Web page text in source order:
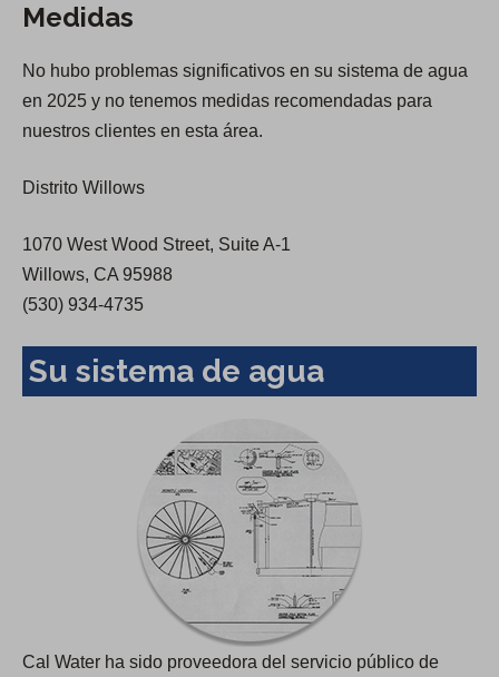
n
a
n
Medidas
No hubo problemas significativos en su sistema de agua
en 2025 y no tenemos medidas recomendadas para
nuestros clientes en esta área.
Distrito Willows
1070 West Wood Street, Suite A-1
Willows, CA 95988
(530) 934-4735
Su sistema de agua
Cal Water ha sido proveedora del servicio público de